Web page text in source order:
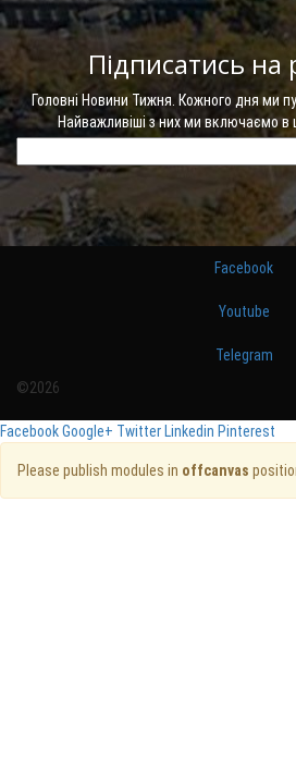
Підписатись на
Головні Новини Тижня. Кожного дня ми
Найважливіші з них ми включаємо
Facebook
Youtube
Telegram
©2026
FacebookGoogle+ Twitter Linkedin Pinterest
Please publish modules in offcanvas